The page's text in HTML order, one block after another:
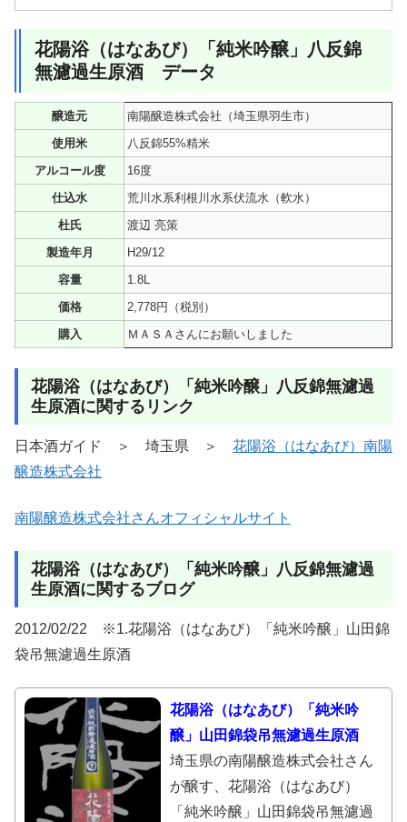
花陽浴（はなあび）「純米吟醸」八反錦
無濾過生原酒 データ
醸造元
南陽醸造株式会社（埼玉県羽生市）
使用米
八反錦55%精米
アルコール度
16度
仕込水
荒川水系利根川水系伏流水（軟水）
杜氏
渡辺 亮策
製造年月
H29/12
容量
1.8L
価格
2,778円（税別）
購入
ＭＡＳＡさんにお願いしました
花陽浴（はなあび）「純米吟醸」八反錦無濾過
生原酒に関するリンク
日本酒ガイド ＞ 埼玉県 ＞ 花陽浴（はなあび）南陽
醸造株式会社
南陽醸造株式会社さんオフィシャルサイト
花陽浴（はなあび）「純米吟醸」八反錦無濾過
生原酒に関するブログ
2012/02/22 ※1.花陽浴（はなあび）「純米吟醸」山田錦
袋吊無濾過生原酒
花陽浴（はなあび）「純米吟
醸」山田錦袋吊無濾過生原酒
埼玉県の南陽醸造株式会社さん
が醸す、花陽浴（はなあび）
「純米吟醸」山田錦袋吊無濾過